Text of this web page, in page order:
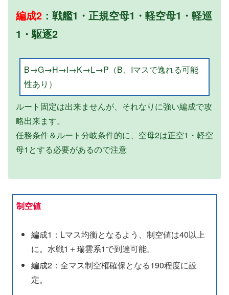
編成2 ：戦艦1・正規空母1・軽空母1・軽巡
1・駆逐2
B→G→H→I→K→L→P（B、Iマスで逸れる可能
性あり）
ルート固定は出来ませんが、それなりに強い編成で攻
略出来ます。
任務条件＆ルート分岐条件的に、空母2は正空1・軽空
母1とする必要があるので注意
制空値
編成1：Lマス均衡となるよう、制空値は40以上
に。水戦1＋瑞雲系1で到達可能。
編成2：全マス制空権確保となる190程度に設
定。